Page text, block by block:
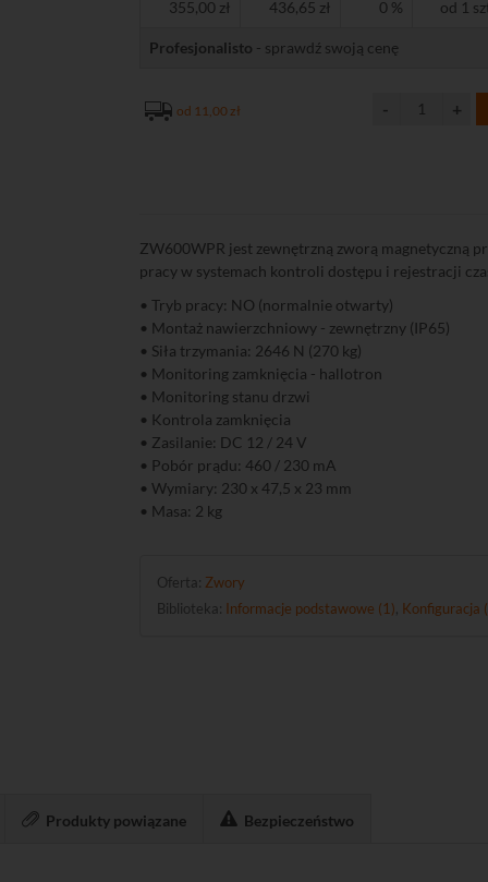
355,00 zł 436,65 zł 0 % od 1
Profesjonalisto - sprawdź swoją cenę
od 11,00 zł
ZW600WPR jest zewnętrzną zworą magnetyczną
pracy w systemach kontroli dostępu i rejestracji
• Tryb pracy: NO (normalnie otwarty)
• Montaż nawierzchniowy - zewnętrzny (IP65)
• Siła trzymania: 2646 N (270 kg)
• Monitoring zamknięcia - hallotron
• Monitoring stanu drzwi
• Kontrola zamknięcia
• Zasilanie: DC 12 / 24 V
• Pobór prądu: 460 / 230 mA
• Wymiary: 230 x 47,5 x 23 mm
• Masa: 2 kg
Oferta: Zwory
Biblioteka: Informacje podstawowe (1) Konfiguracja
Produkty powiązane Bezpieczeństwo